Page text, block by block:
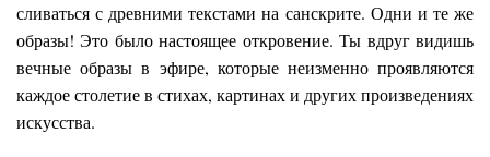
сливаться с древними текстами на санскрите. Одни и те же
образы! Это было настоящее откровение. Ты вдруг видишь
вечные образы в эфире, которые неизменно проявляются
каждое столетие в стихах, картинах и других произведениях
искусства.